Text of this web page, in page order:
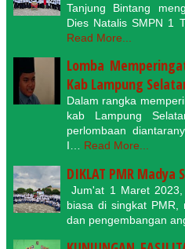
Tanjung Bintang
Dies Natalis SMPN 1
Read More...
Lomba
Kab Lampung
Dalam rangka
kab Lampung
perlombaan
I… Read More...
DIKLAT PMR Madya
Jum'at 1 Maret
biasa di singkat PMR,
dan pengembangan